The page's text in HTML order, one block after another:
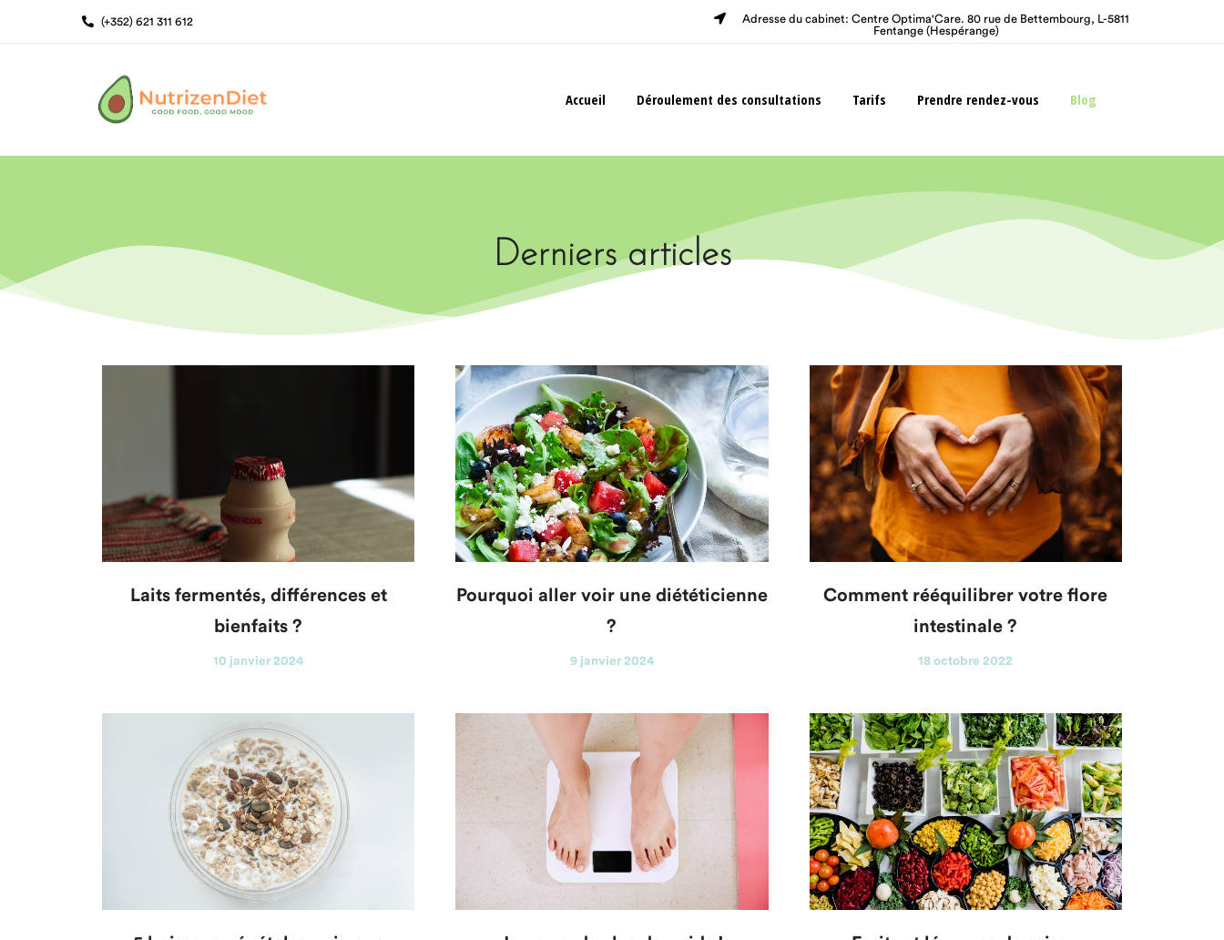
(+352) 621 311 612
Adresse du cabinet: Centre Optima'Care. 80 rue de Bettembourg, L-5811
Fentange (Hespérange)
Accueil Déroulement des consultations Tarifs Prendre rendez-vous Blog
Déroulement des consultations Tarifs Prendre rendez-vous Blog
Derniers articles
Laits fermentés, différences et
bienfaits ?
10 janvier 2024
Pourquoi aller voir une diététicienne
?
9 janvier 2024
Comment rééquilibrer votre flore
intestinale ?
18 octobre 2022